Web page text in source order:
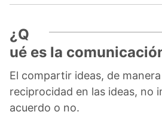
¿Q
ué es la
El compartir ideas, de
reciprocidad en las ideas, no
acuerdo o no.